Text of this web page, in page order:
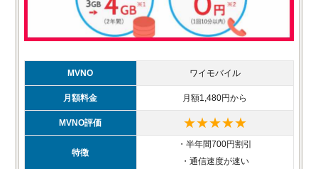
MVNO ワイモバイル
月額料金 月額1,480円から
MVNO評価 ★★★★★
特徴
・半年間700円割引
・通信速度が速い